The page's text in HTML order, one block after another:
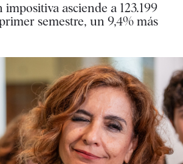
asciende a 123.199
semestre, un 9,4% más